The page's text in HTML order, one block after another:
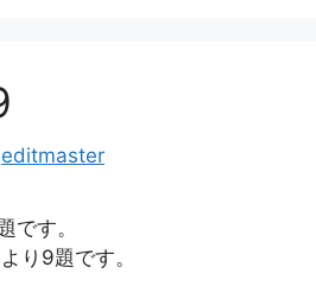
editmaster
です。
り9題です。